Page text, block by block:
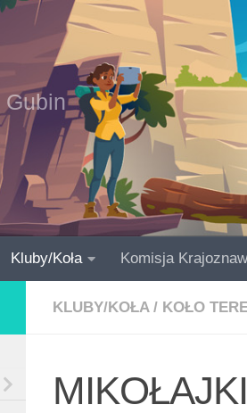
Gubin
Kluby/Koła Komisja
KLUBY/KOŁA / KOŁO
MIKOŁAJKI